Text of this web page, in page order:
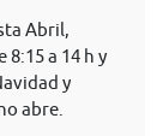
Abril,
a 14 h y
y
abre.